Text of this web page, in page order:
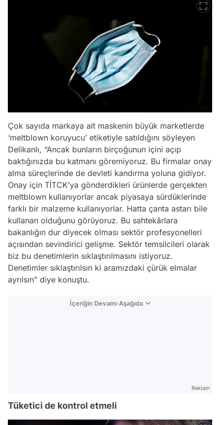
Çok sayıda markaya ait maskenin büyük marketlerde
‘meltblown koruyucu’ etiketiyle satıldığını söyleyen
Delikanlı, “Ancak bunların birçoğunun içini açıp
baktığınızda bu katmanı göremiyoruz. Bu firmalar onay
alma süreçlerinde de devleti kandırma yoluna gidiyor.
Onay için TİTCK’ya gönderdikleri ürünlerde gerçekten
meltblown kullanıyorlar ancak piyasaya sürdüklerinde
farklı bir malzeme kullanıyorlar. Hatta çanta astarı bile
kullanan olduğunu görüyoruz. Bu sahtekârlara
bakanlığın dur diyecek olması sektör profesyonelleri
açısından sevindirici gelişme. Sektör temsilcileri olarak
biz bu denetimlerin sıklaştırılmasını istiyoruz.
Denetimler sıklaştırılsın ki aramızdaki çürük elmalar
ayrılsın” diye konuştu.
İçeriğin Devamı Aşağıda
Reklam
Tüketici de kontrol etmeli